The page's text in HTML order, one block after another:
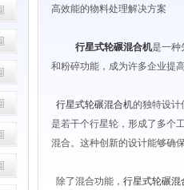
高效能的物料处理解决方案
行星式轮碾混合机是一种
和粉碎功能，成为许多企业提
行星式轮碾混合机的独特设计
是若干个行星轮，形成了多个
混合。这种创新的设计能够确
除了混合功能， 行星式轮碾混